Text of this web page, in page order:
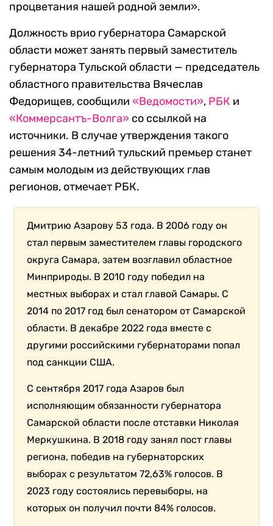
процветания нашей родной земли».
Должность врио губернатора Самарской
области может занять первый заместитель
губернатора Тульской области — председатель
областного правительства Вячеслав
Федорищев, сообщили «Ведомости», РБК и
«Коммерсантъ-Волга» со ссылкой на
источники. В случае утверждения такого
решения 34-летний тульский премьер станет
самым молодым из действующих глав
регионов, отмечает РБК.
Дмитрию Азарову 53 года. В 2006 году он
стал первым заместителем главы городского
округа Самара, затем возглавил областное
Минприроды. В 2010 году победил на
местных выборах и стал главой Самары. С
2014 по 2017 год был сенатором от Самарской
области. В декабре 2022 года вместе с
другими российскими губернаторами попал
под санкции США.
С сентября 2017 года Азаров был
исполняющим обязанности губернатора
Самарской области после отставки Николая
Меркушкина. В 2018 году занял пост главы
региона, победив на губернаторских
выборах с результатом 72,63% голосов. В
2023 году состоялись перевыборы, на
которых он получил почти 84% голосов.